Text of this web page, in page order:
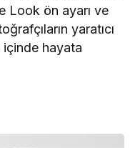
Look ön ayarı ve
yaratıcı
içinde hayata